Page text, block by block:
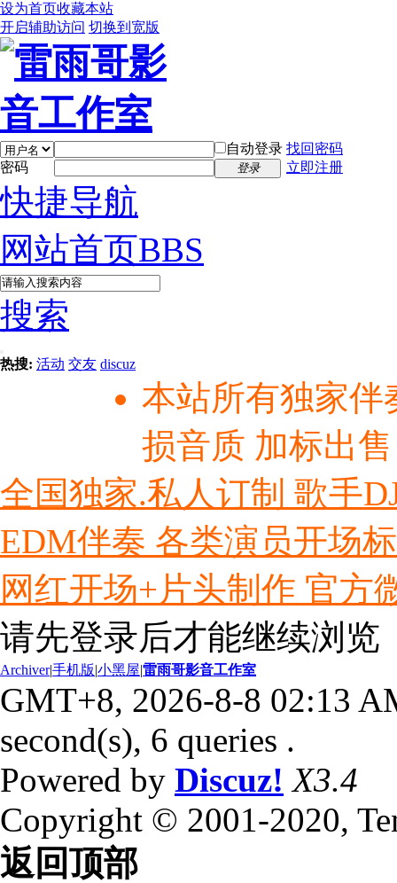
设为首页收藏本站
开启辅助访问 切换到宽版
自动登录 找回密码
密码
登录 立即注册
快捷导航
网站首页BBS
搜索
热搜: 活动 交友 discuz
本站所有独家伴
损音质 加标出
全国独家.私人订制 歌手
EDM伴奏 各类演员开场
网红开场+片头制作 官方
请先登录后才能继续浏览
Archiver|手机版|小黑屋|雷雨哥影音工作室
GMT+8, 2026-8-8 02:13
second(s), 6 queries .
Powered by Discuz! X3.4
Copyright © 2001-2020,
返回顶部